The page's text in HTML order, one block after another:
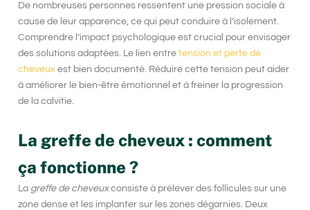
De nombreuses personnes ressentent une pression sociale à
cause de leur apparence, ce qui peut conduire à l’isolement.
Comprendre l’impact psychologique est crucial pour envisager
des solutions adaptées. Le lien entre tension et perte de
cheveux est bien documenté. Réduire cette tension peut aider
à améliorer le bien-être émotionnel et à freiner la progression
de la calvitie.
La greffe de cheveux : comment
ça fonctionne ?
La greffe de cheveuxconsiste à prélever des follicules sur une
zone dense et les implanter sur les zones dégarnies. Deux